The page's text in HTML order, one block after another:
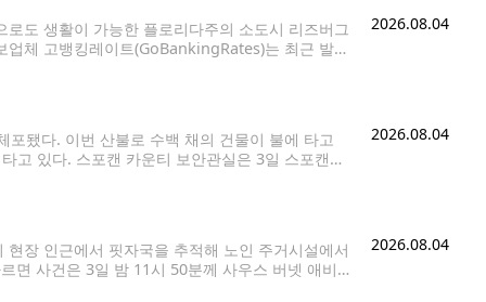
도 생활이 가능한 플로리다주의 소도시 리즈버그
체 고뱅킹레이트(GoBankingRates)는 최근 발표
2026.08.04
됐다. 이번 산불로 수백 채의 건물이 불에 타고
고 있다. 스포캔 카운티 보안관실은 3일 스포캔에
2026.08.04
장 인근에서 핏자국을 추적해 노인 주거시설에서
면 사건은 3일 밤 11시 50분께 사우스 버넷 애비뉴
2026.08.04